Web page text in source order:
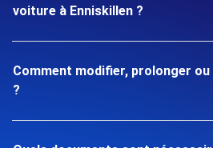
voiture à Enniskillen ?
Comment modifier, prolonger
?